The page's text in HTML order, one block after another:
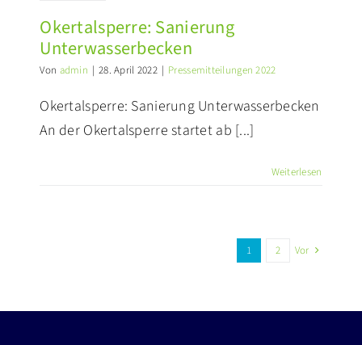
Okertalsperre: Sanierung
Unterwasserbecken
Von admin | 28. April 2022 | Pressemitteilungen 2022
Okertalsperre: Sanierung Unterwasserbecken
An der Okertalsperre startet ab [...]
Weiterlesen
1 2 Vor